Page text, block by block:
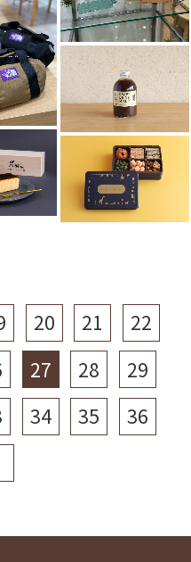
20 21
22
27 28
29
34 35
36